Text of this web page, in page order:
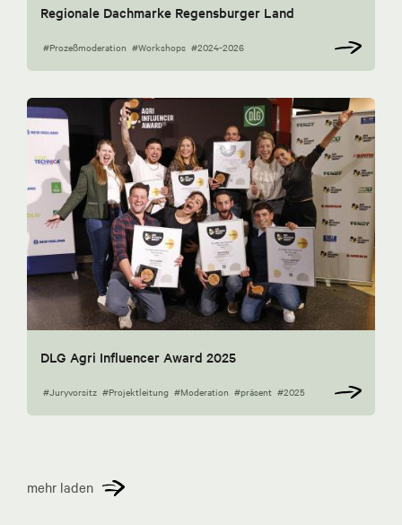
Regionale Dachmarke Regensburger Land
#Prozeßmoderation #Workshops #2024-2026
DLG Agri Influencer Award 2025
#Juryvorsitz #Projektleitung #Moderation #präsent #2025
mehr laden